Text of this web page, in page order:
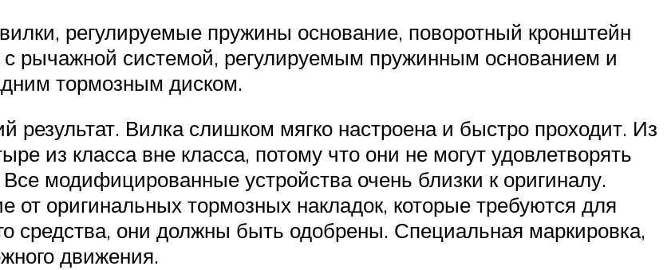
регулируемые пружины основание, поворотный кронштейн
с рычажной системой, регулируемым пружинным основанием и
тормозным диском.
Вилка слишком мягко настроена и быстро проходит. Из
из класса вне класса, потому что они не могут удовлетворять
модифицированные устройства очень близки к оригиналу.
от оригинальных тормозных накладок, которые требуются для
средства, они должны быть одобрены. Специальная маркировка,
движения.